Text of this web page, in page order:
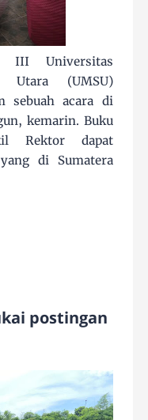
Universitas
Utara (UMSU)
sebuah acara di
kemarin. Buku
Rektor dapat
di Sumatera
postingan